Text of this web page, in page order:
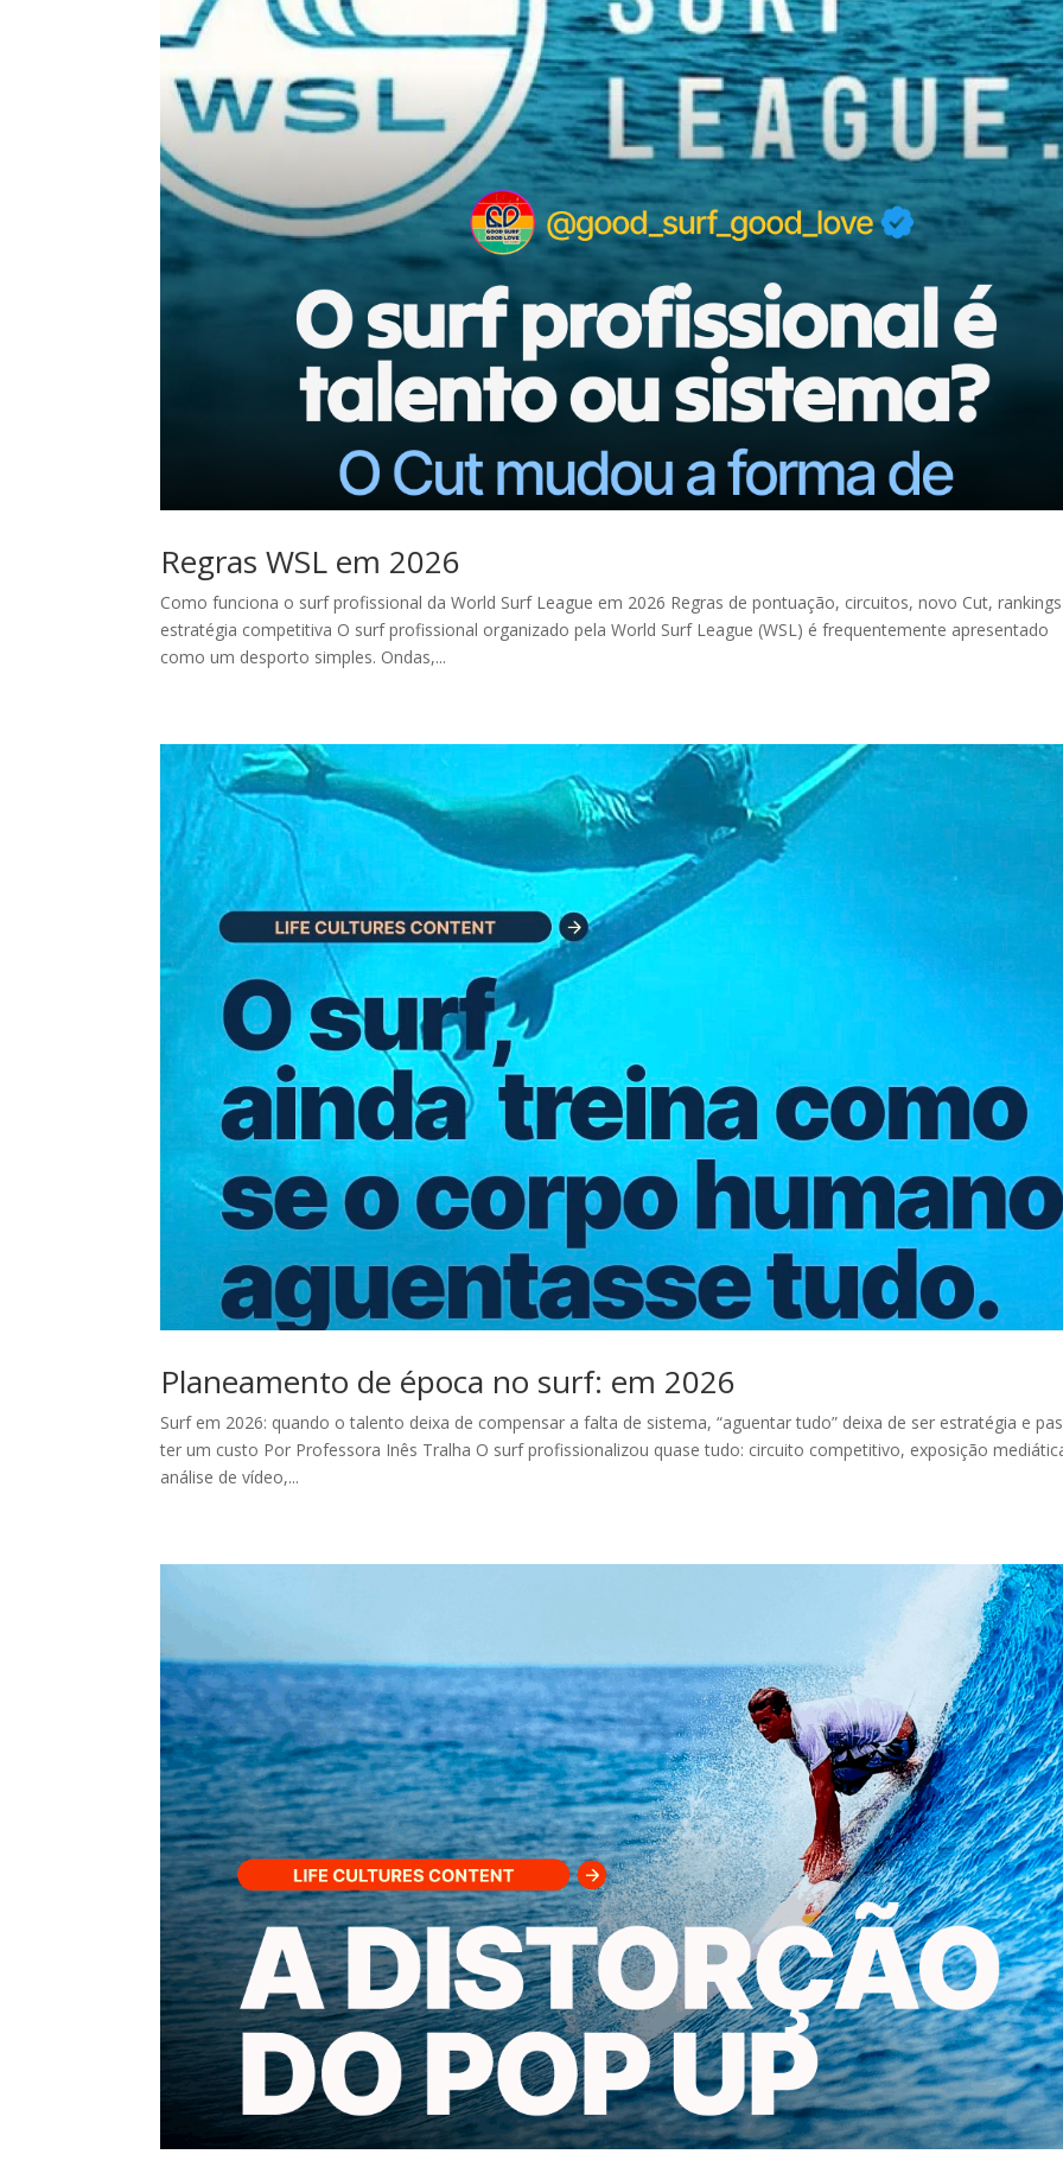
Regras WSL em 2026
Como funciona o surf profissional da World Surf League em 2026 Regras de pontuação, circuitos, novo Cut,
estratégia competitiva O surf profissional organizado pela World Surf League (WSL) é frequentemente apresentado
como um desporto simples. Ondas,...
Planeamento de época no surf: em 2026
Surf em 2026: quando o talento deixa de compensar a falta de sistema, “aguentar tudo” deixa de ser estratégia e
ter um custo Por Professora Inês Tralha O surf profissionalizou quase tudo: circuito competitivo, exposição
análise de vídeo,...